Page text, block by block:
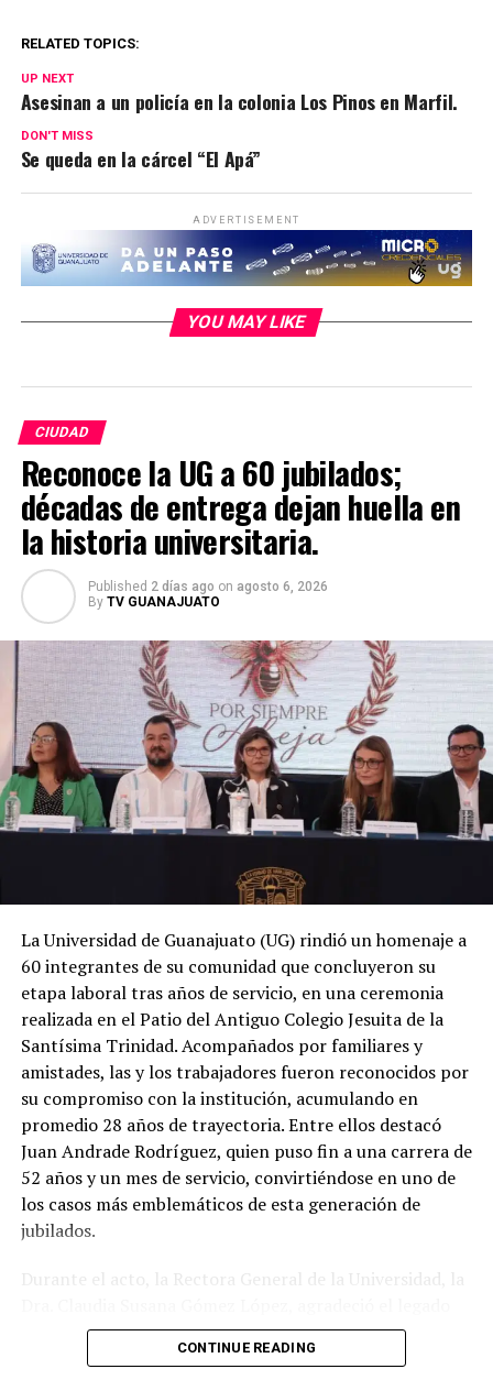
RELATED TOPICS:
UP NEXT
Asesinan a un policía en la colonia Los Pinos en Marfil.
DON'T MISS
Se queda en la cárcel “El Apá”
ADVERTISEMENT
YOU MAY LIKE
CIUDAD
Reconoce la UG a 60 jubilados;
décadas de entrega dejan huella en
la historia universitaria.
Published 2 días ago on agosto 6, 2026
By TV GUANAJUATO
La Universidad de Guanajuato (UG) rindió un homenaje a
60 integrantes de su comunidad que concluyeron su
etapa laboral tras años de servicio, en una ceremonia
realizada en el Patio del Antiguo Colegio Jesuita de la
Santísima Trinidad. Acompañados por familiares y
amistades, las y los trabajadores fueron reconocidos por
su compromiso con la institución, acumulando en
promedio 28 años de trayectoria. Entre ellos destacó
Juan Andrade Rodríguez, quien puso fin a una carrera de
52 años y un mes de servicio, convirtiéndose en uno de
los casos más emblemáticos de esta generación de
jubilados.
Durante el acto, la Rectora General de la Universidad, la
de quienes dedicaron gran parte de su vida a fortalecer
la máxima casa de estudios del estado. En su mensaje,
CONTINUE READING